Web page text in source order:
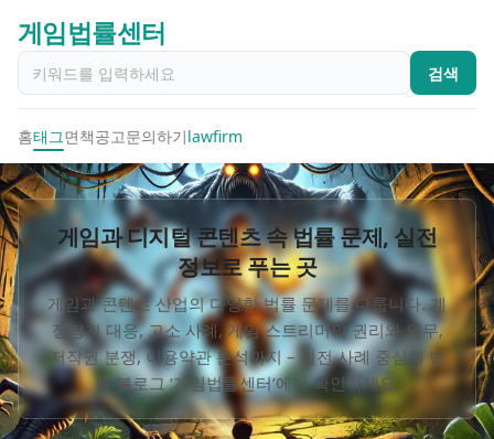
게임법률센터
검색
홈태그면책공고문의하기lawfirm
게임과 디지털 콘텐츠 속 법률 문제, 실전
정보로 푸는 곳
게임과 콘텐츠 산업의 다양한 법률 문제를 다룹니다. 계
정정지 대응, 고소 사례, 게임 스트리머의 권리와 의무,
저작권 분쟁, 이용약관 분석까지 – 실전 사례 중심의 법